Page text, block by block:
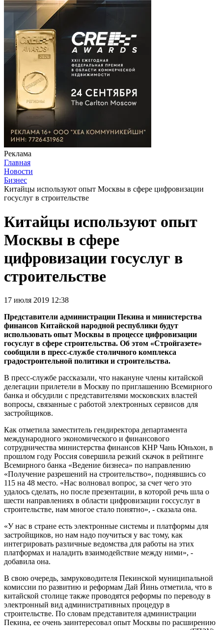
Реклама
Главная
Новости
Бизнес
Китайцы используют опыт Москвы в сфере цифровизации
госуслуг в строительстве
Китайцы используют опыт
Москвы в сфере
цифровизации госуслуг в
строительстве
17 июля 2019 12:38
Представители администрации Пекина и министерства
финансов Китайской народной республики будут
использовать опыт Москвы в процессе цифровизации
госуслуг в сфере строительства. Об этом «Стройгазете»
сообщили в пресс-службе столичного комплекса
градостроительной политики и строительства.
В пресс-службе рассказали, что накануне члены китайской
делегации прилетели в Москву по приглашению Всемирного
банка и обсудили с представителями московских властей
вопросы, связанные с работой электронных сервисов для
застройщиков.
Как отметила заместитель гендиректора департамента
международного экономического и финансового
сотрудничества министерства финансов КНР Чань Юньхон, в
прошлом году Россия совершила резкий скачок в рейтинге
Всемирного банка «Ведение бизнеса» по направлению
«Получение разрешений на строительство», поднявшись со
115 на 48 место. «Нас волновал вопрос, за счет чего это
удалось сделать, но после презентации, в которой речь шла о
шести направлениях в области цифровизации госсуслуг в
строительстве, нам многое стало понятно», - сказала она.
«У нас в стране есть электронные системы и платформы для
застройщиков, но нам надо поучиться у вас тому, как
интегрировать различные ведомства для работы на этих
платформах и наладить взаимодействие между ними», -
добавила она.
В свою очередь, замруководителя Пекинской муниципальной
комиссии по развитию и реформам Дай Йинь отметила, что в
китайской столице также проводятся реформы по переводу в
электронный вид административных процедур в
строительстве. По словам представителя администрации
Пекина, ее очень заинтересовал опыт Москвы по расширению